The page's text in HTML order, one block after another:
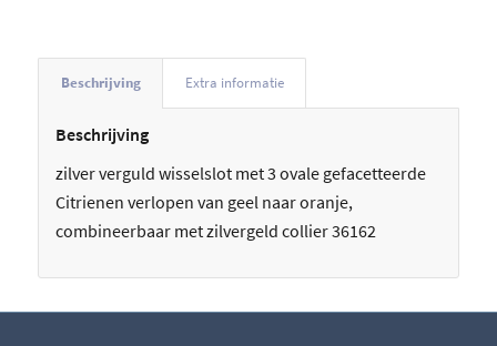
Beschrijving Extra informatie
Beschrijving
zilver verguld wisselslot met 3 ovale gefacetteerde
Citrienen verlopen van geel naar oranje,
combineerbaar met zilvergeld collier 36162